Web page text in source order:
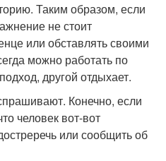
Таким образом, если
не стоит
или обставлять своими
можно работать по
другой отдыхает.
Конечно, если
человек вот-вот
или сообщить об